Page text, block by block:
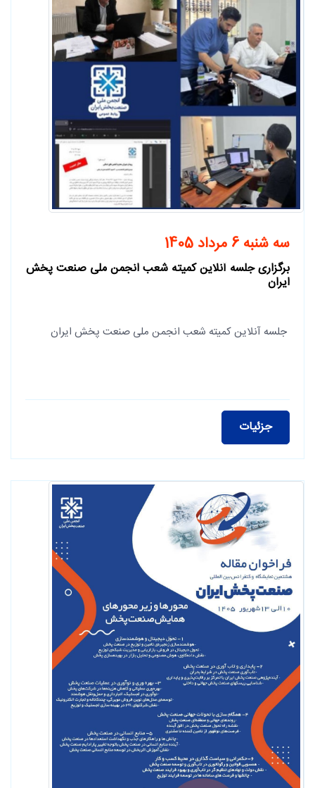
سه شنبه 6 مرداد 1405
برگزاری جلسه آنلاین کمیته شعب انجمن ملی صنعت پخش
ایران
جلسه آنلاین کمیته شعب انجمن ملی صنعت پخش ایران
جزئیات